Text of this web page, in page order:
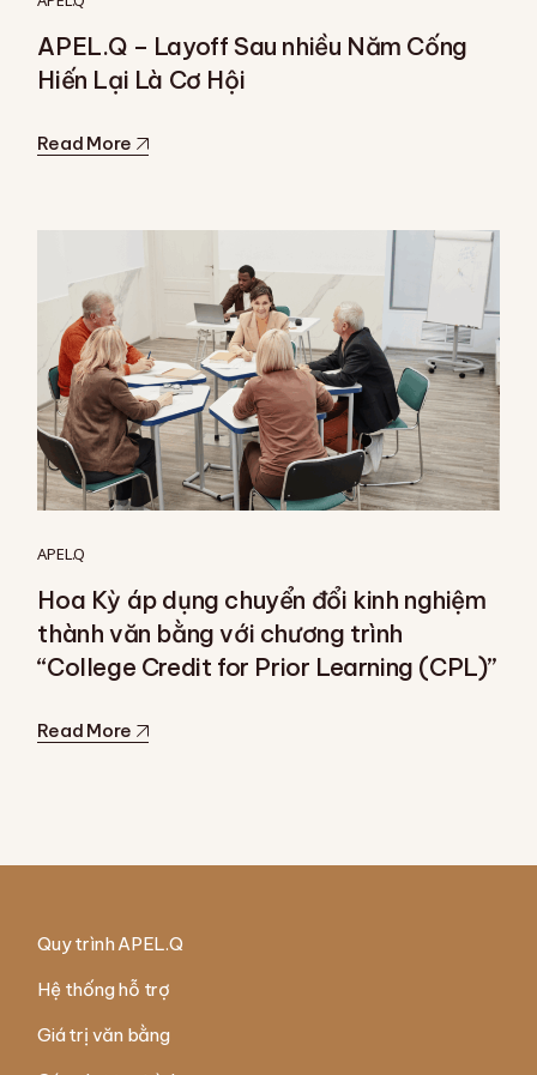
APEL.Q – Layoff Sau nhiều Năm Cống
Hiến Lại Là Cơ Hội
Read More
APEL.Q
Hoa Kỳ áp dụng chuyển đổi kinh nghiệm
thành văn bằng với chương trình
“College Credit for Prior Learning (CPL)”
Read More
Quy trình APEL.Q
Hệ thống hỗ trợ
Giá trị văn bằng